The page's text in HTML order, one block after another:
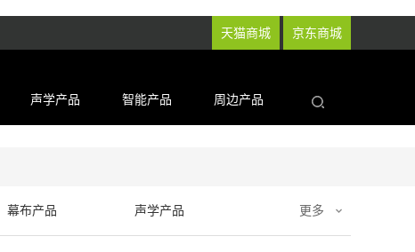
天猫商城 京东商城
声学产品 智能产品 周边产品
幕布产品 声学产品 更多